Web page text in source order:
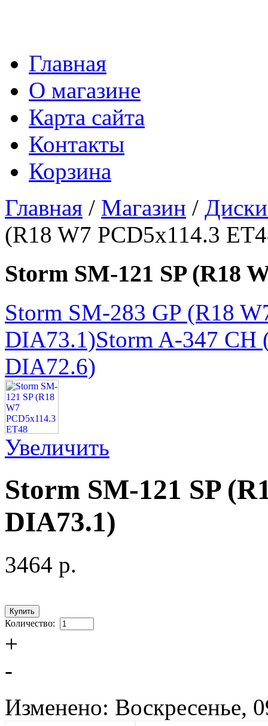
Главная
О магазине
Карта сайта
Контакты
Корзина
Главная / Магазин /
(R18 W7 PCD5x114.3
Storm SM-121 SP (R18
Storm SM-283 GP (R18
DIA73.1)Storm A-347 CH
DIA72.6)
Увеличить
Storm SM-121 SP
DIA73.1)
3464 p.
Количество:
+
-
Изменено: Воскресенье,